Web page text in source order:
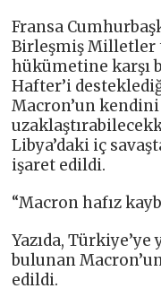
Fransa
Birleşmiş Milletler
hükümetine karşı
Hafter’i
Macron’un kendini
Libya’daki iç
işaret edildi.
“Macron hafız
Yazıda,
bulunan Macron’un
edildi.